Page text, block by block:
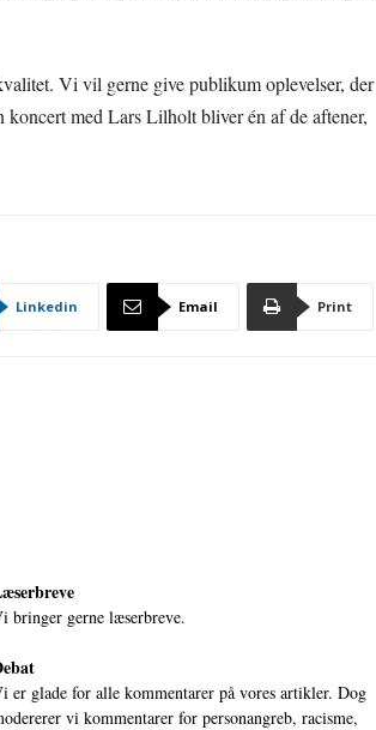
Vi vil gerne give publikum oplevelser, der
med Lars Lilholt bliver én af de aftener,
Linkedin Email Print
bringer gerne læserbreve.
er glade for alle kommentarer på vores artikler. Dog
vi kommentarer for personangreb, racisme,